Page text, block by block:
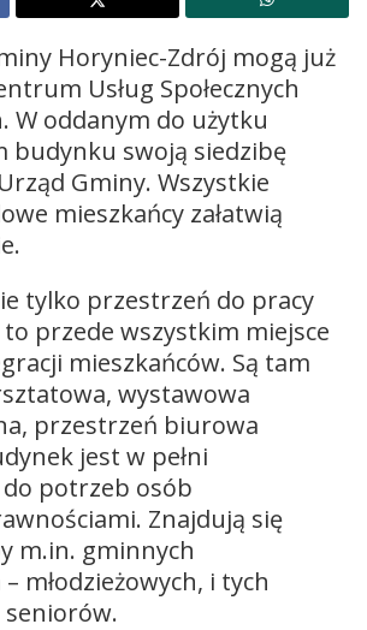
Horyniec-Zdrój mogą już
Usług Społecznych
W oddanym do użytku
budynku swoją siedzibę
Gminy. Wszystkie
mieszkańcy załatwią
tylko przestrzeń do pracy
przede wszystkim miejsce
mieszkańców. Są tam
wystawowa
przestrzeń biurowa
jest w pełni
potrzeb osób
Znajdują się
m.in. gminnych
młodzieżowych, i tych
seniorów.